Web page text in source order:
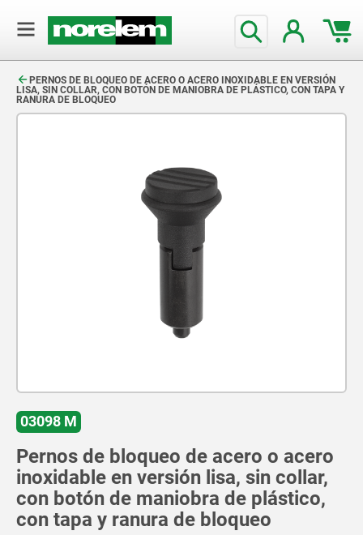
PERNOS DE BLOQUEO DE ACERO O ACERO INOXIDABLE EN VERSIÓN
LISA, SIN COLLAR, CON BOTÓN DE MANIOBRA DE PLÁSTICO, CON TAPA Y
RANURA DE BLOQUEO
03098 M
Pernos de bloqueo de acero o acero
inoxidable en versión lisa, sin collar,
con botón de maniobra de plástico,
con tapa y ranura de bloqueo